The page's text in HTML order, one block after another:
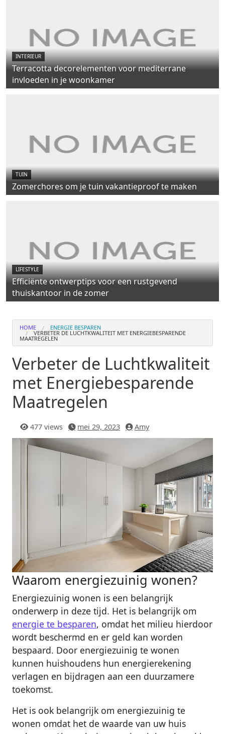
INTERIEUR
Terracotta decorelementen voor mediterrane
invloeden in je woonkamer
TUIN
Zomerchores om je tuin vakantieproof te maken
LIFESTYLE
Efficiënte ontwerptips voor een rustgevend
thuiskantoor in de zomer
HOME ENERGIE BESPAREN
VERBETER DE LUCHTKWALITEIT MET ENERGIEBESPARENDE
MAATREGELEN
Verbeter de Luchtkwaliteit
met Energiebesparende
Maatregelen
477 views mei 29, 2023 Amy
Waarom energiezuinig wonen?
Energiezuinig wonen is een belangrijk
onderwerp in deze tijd. Het is belangrijk om
energie te besparen, omdat het milieu hierdoor
wordt beschermd en er geld kan worden
bespaard. Door energiezuinig te wonen
kunnen huishoudens hun energierekening
verlagen en bijdragen aan een duurzamere
toekomst.
Het is ook belangrijk om energiezuinig te
wonen omdat het de waarde van uw huis